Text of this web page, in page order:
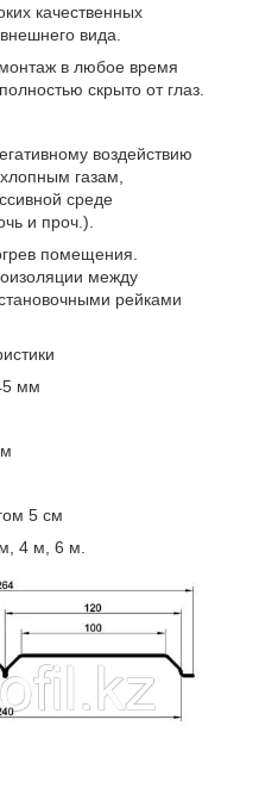
качественных
вида.
в любое время
скрыто от глаз.
воздействию
газам,
среде
и проч.).
помещения.
между
рейками
мм
5 см
4 м, 6 м.